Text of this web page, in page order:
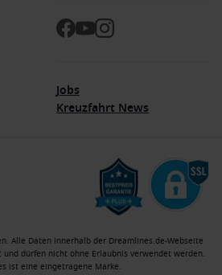
Jobs
Kreuzfahrt News
Alle Daten innerhalb der Dreamlines.de-Webseite
dürfen nicht ohne Erlaubnis verwendet werden.
ist eine eingetragene Marke.